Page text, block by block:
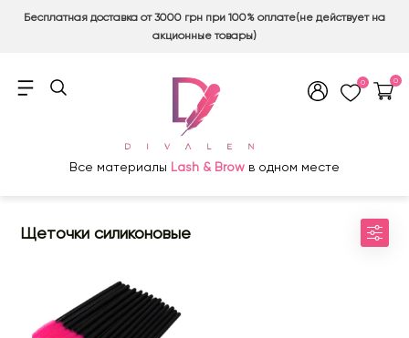
Бесплатная доставка от 3000 грн при 100% оплате(не действует на
акционные товары)
0 0
Все материалы Lash & Brow в одном месте
Щеточки силиконовые